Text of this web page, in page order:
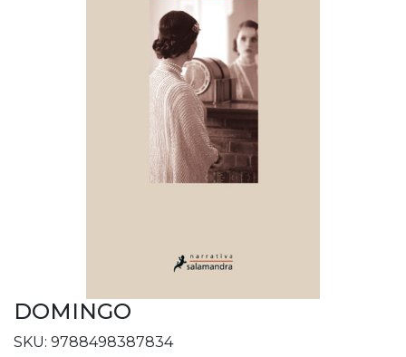
DOMINGO
SKU: 9788498387834